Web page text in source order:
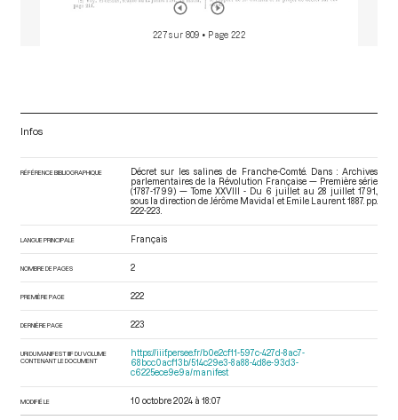
227 sur 809 • Page 222
Infos
RÉFÉRENCE BIBLIOGRAPHIQUE
Décret sur les salines de Franche-Comté. Dans : Archives
parlementaires de la Révolution Française — Première série
(1787-1799) — Tome XXVIII - Du 6 juillet au 28 juillet 1791.
sous la direction de Jérôme Mavidal et Emile Laurent. 1887. pp.
222-223.
LANGUE PRINCIPALE Français
NOMBRE DE PAGES 2
PREMIÈRE PAGE 222
DERNIÈRE PAGE 223
URI DU MANIFEST IIIF DU VOLUME
CONTENANT LE DOCUMENT
https://iiif.persee.fr/b0e2cf11-597c-427d-8ac7-
68bcc0acf13b/514c29e3-8a88-4d8e-93d3-
c6225ece9e9a/manifest
MODIFIÉ LE 10 octobre 2024 à 18:07